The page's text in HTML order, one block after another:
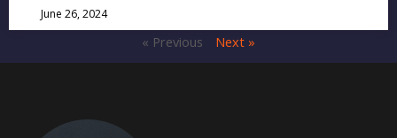
June 26, 2024
« Previous Next »